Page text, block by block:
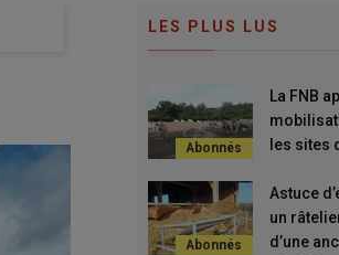
LES PLUS LUS
La FNB
les sites
Astuce
un
d’une